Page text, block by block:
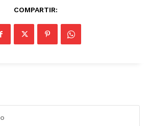
COMPARTIR: